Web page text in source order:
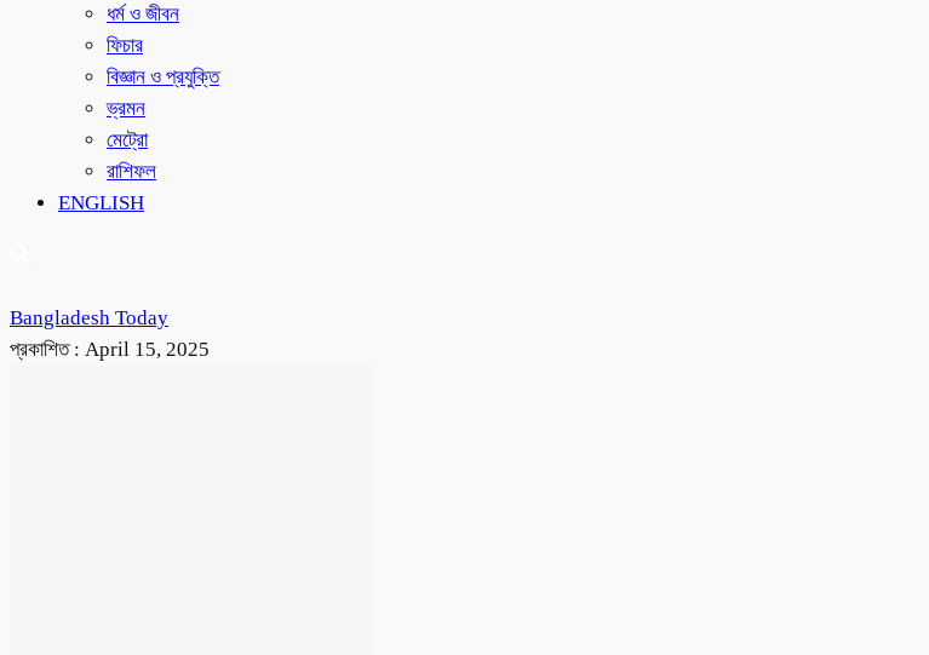
ধর্ম ও জীবন
ফিচার
বিজ্ঞান ও প্রযুক্তি
ভ্রমন
মেট্রো
রাশিফল
ENGLISH
Bangladesh Today
প্রকাশিত : April 15, 2025